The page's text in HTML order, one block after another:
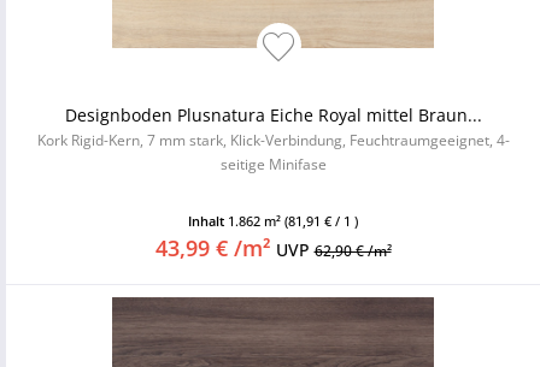
Designboden Plusnatura Eiche Royal mittel Braun...
Kork Rigid-Kern, 7 mm stark, Klick-Verbindung, Feuchtraumgeeignet, 4-
seitige Minifase
Inhalt 1.862 m² (81,91 € / 1 )
43,99 € /m² UVP62,90 € /m²